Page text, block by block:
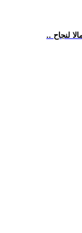
لنجاح